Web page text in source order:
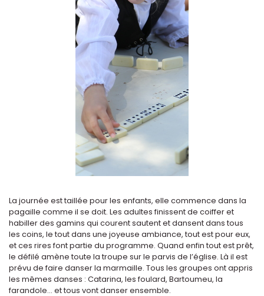
La journée est taillée pour les enfants, elle commence dans la
pagaille comme il se doit. Les adultes finissent de coiffer et
habiller des gamins qui courent sautent et dansent dans tous
les coins, le tout dans une joyeuse ambiance, tout est pour eux,
et ces rires font partie du programme. Quand enfin tout est prêt,
le défilé amène toute la troupe sur le parvis de l’église. Là il est
prévu de faire danser la marmaille. Tous les groupes ont appris
les mêmes danses : Catarina, les foulard, Bartoumeu, la
farandole... et tous vont danser ensemble.